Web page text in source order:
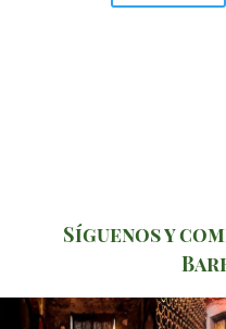
Síguenos y